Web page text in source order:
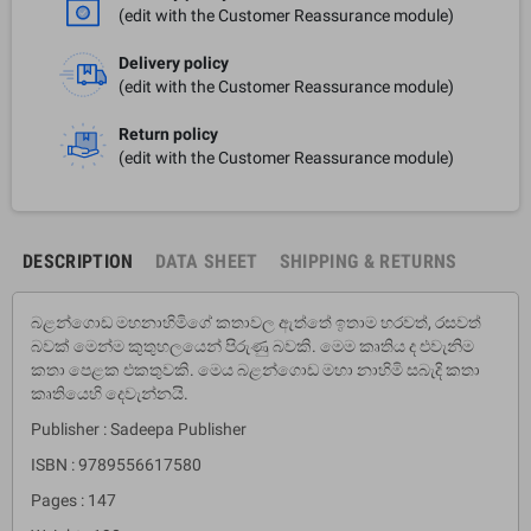
(edit with the Customer Reassurance module)
Delivery policy
(edit with the Customer Reassurance module)
Return policy
(edit with the Customer Reassurance module)
DESCRIPTION DATA SHEET SHIPPING & RETURNS
බළන්ගොඩ මහනාහිමිගේ කතාවල ඇත්තේ ඉතාම හරවත්, රසවත්
බවක් මෙන්ම කුතුහලයෙන් පිරුණු බවකි. මෙම කෘතිය ද එවැනිම
කතා පෙළක එකතුවකි. මෙය බළන්ගොඩ මහා නාහිමි සබැදි කතා
කෘතියෙහි දෙවැන්නයි.
Publisher : Sadeepa Publisher
ISBN : 9789556617580
Pages : 147